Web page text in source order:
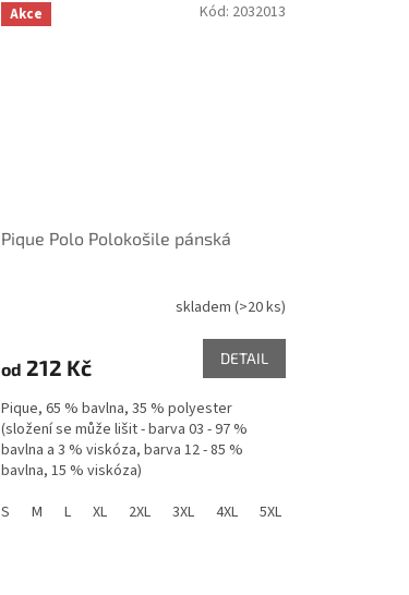
Akce
Pique Polo Polokošile pánská
skladem (>20 ks)
od 212 Kč DETAIL
Pique, 65 % bavlna, 35 % polyester
(složení se může lišit - barva 03 - 97 %
bavlna a 3 % viskóza, barva 12 - 85 %
bavlna, 15 % viskóza)
S
M L XL 2XL 3XL 4XL 5XL
Kód: 2032013